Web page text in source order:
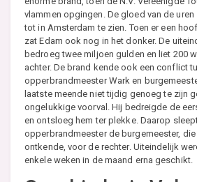
vlammen opgingen. De gloed van de
tot in Amsterdam te zien. Toen er een
zat Edam ook nog in het donker. De
bedroeg twee miljoen gulden en liet 200
achter. De brand kende ook een conflict
opperbrandmeester Wark en
laatste meende niet tijdig genoeg te zijn
ongelukkige voorval. Hij bedreigde de
en ontsloeg hem ter plekke. Daarop
opperbrandmeester de burgemeester,
ontkende, voor de rechter. Uiteindelijk
enkele weken in de maand erna geschikt.